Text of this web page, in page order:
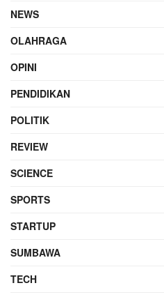
NEWS
OLAHRAGA
OPINI
PENDIDIKAN
POLITIK
REVIEW
SCIENCE
SPORTS
STARTUP
SUMBAWA
TECH